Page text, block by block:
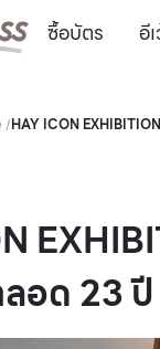
ซื้อบัตร อี
/HAY ICON
อด 23